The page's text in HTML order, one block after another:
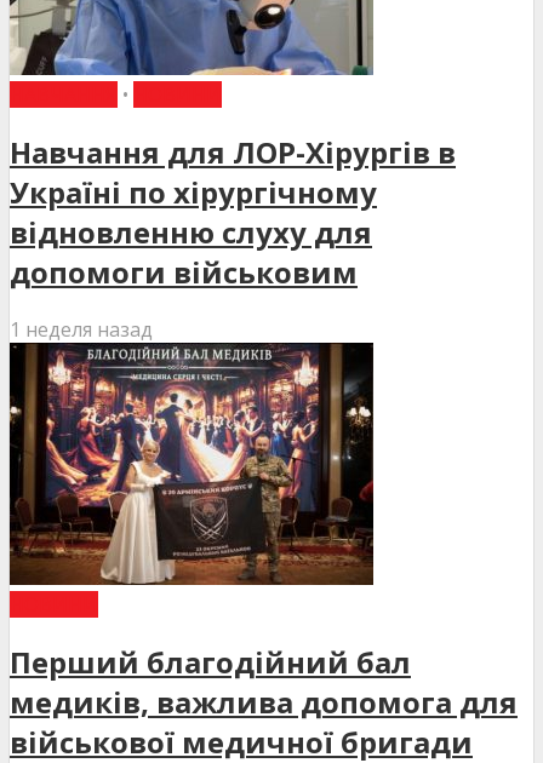
•
Навчання для ЛОР-Хірургів в
Україні по хірургічному
відновленню слуху для
допомоги військовим
1 неделя назад
Перший благодійний бал
медиків, важлива допомога для
військової медичної бригади